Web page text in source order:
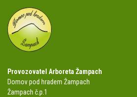
Provozovatel Arboreta Žampach
Domov pod hradem Žampach
Žampach č.p.1